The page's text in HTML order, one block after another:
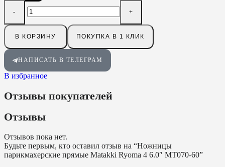
В КОРЗИНУ ПОКУПКА В 1 КЛИК
НАПИСАТЬ В ТЕЛЕГРАМ
В избранное
Отзывы покупателей
Отзывы
Отзывов пока нет.
Будьте первым, кто оставил отзыв на “Ножницы
парикмахерские прямые Matakki Ryoma 4 6.0″ MT070-60”